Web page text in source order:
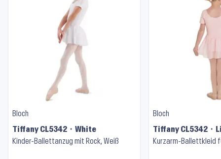
Bloch
Tiffany CL5342 ⬝ White
Kinder-Ballettanzug mit Rock, Weiß
Bloch
Tiffany CL5342 ⬝
Kurzarm-Ballettkleid